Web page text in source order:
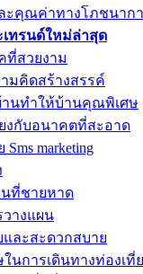
ะคุณค่าทางโภชนาก
ทรนด์ใหม่ล่าสุด
ที่สวยงาม
มคิดสร้างสรรค์
นทำให้บ้านคุณพิเศษ
งกับอนาคตที่สะอาด
marketing
นที่ชายหาด
างแผน
ละสะดวกสบาย
ในการเดินทางท่องเที่